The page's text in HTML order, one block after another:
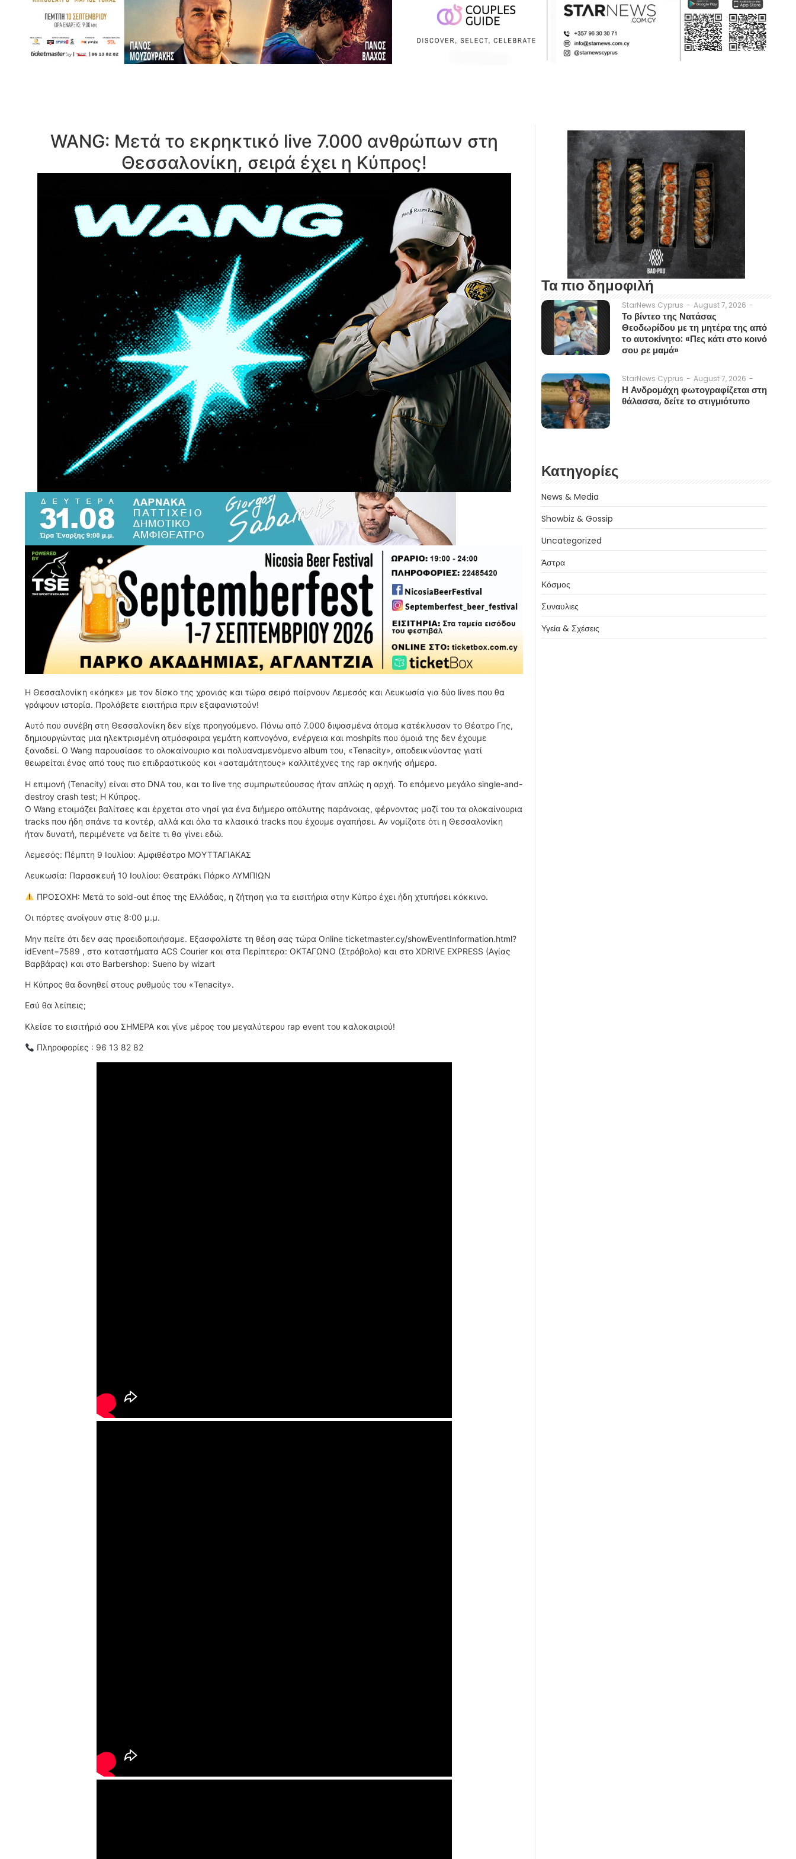
WANG: Μετά το εκρηκτικό live 7.000 ανθρώπων στη
Θεσσαλονίκη, σειρά έχει η Κύπρος!
Η Θεσσαλονίκη «κάηκε» με τον δίσκο της χρονιάς και τώρα σειρά παίρνουν Λεμεσός και Λευκωσία για δύο lives που θα
γράψουν ιστορία. Προλάβετε εισιτήρια πριν εξαφανιστούν!
Αυτό που συνέβη στη Θεσσαλονίκη δεν είχε προηγούμενο. Πάνω από 7.000 διψασμένα άτομα κατέκλυσαν το Θέατρο Γης,
δημιουργώντας μια ηλεκτρισμένη ατμόσφαιρα γεμάτη καπνογόνα, ενέργεια και moshpits που όμοιά της δεν έχουμε
ξαναδεί. Ο Wang παρουσίασε το ολοκαίνουριο και πολυαναμενόμενο album του, «Tenacity», αποδεικνύοντας γιατί
θεωρείται ένας από τους πιο επιδραστικούς και «ασταμάτητους» καλλιτέχνες της rap σκηνής σήμερα.
Η επιμονή (Tenacity) είναι στο DNA του, και το live της συμπρωτεύουσας ήταν απλώς η αρχή. Το επόμενο μεγάλο single-and-
destroy crash test; Η Κύπρος.
Ο Wang ετοιμάζει βαλίτσες και έρχεται στο νησί για ένα διήμερο απόλυτης παράνοιας, φέρνοντας μαζί του τα ολοκαίνουρια
tracks που ήδη σπάνε τα κοντέρ, αλλά και όλα τα κλασικά tracks που έχουμε αγαπήσει. Αν νομίζατε ότι η Θεσσαλονίκη
ήταν δυνατή, περιμένετε να δείτε τι θα γίνει εδώ.
Λεμεσός: Πέμπτη 9 Ιουλίου: Αμφιθέατρο ΜΟΥΤΤΑΓΙΑΚΑΣ
Λευκωσία: Παρασκευή 10 Ιουλίου: Θεατράκι Πάρκο ΛΥΜΠΙΩΝ
ΠΡΟΣΟΧΗ: Μετά το sold-out έπος της Ελλάδας, η ζήτηση για τα εισιτήρια στην Κύπρο έχει ήδη χτυπήσει κόκκινο.
Οι πόρτες ανοίγουν στις 8:00 μ.μ.
Μην πείτε ότι δεν σας προειδοποιήσαμε. Εξασφαλίστε τη θέση σας τώρα Online ticketmaster.cy/showEventInformation.html?
idEvent=7589 , στα καταστήματα ACS Courier και στα Περίπτερα: ΟΚΤΑΓΩΝΟ (Στρόβολο) και στο XDRIVE EXPRESS (Αγίας
Βαρβάρας) και στο Barbershop: Sueno by wizart
Η Κύπρος θα δονηθεί στους ρυθμούς του «Tenacity».
Εσύ θα λείπεις;
Κλείσε το εισιτήριό σου ΣΗΜΕΡΑ και γίνε μέρος του μεγαλύτερου rap event του καλοκαιριού!
Πληροφορίες : 96 13 82 82
Τα πιο δημοφιλή
StarNews Cyprus - August 7, 2026 -
Το βίντεο της Νατάσας
Θεοδωρίδου με τη μητέρα της από
το αυτοκίνητο: «Πες κάτι στο κοινό
σου ρε μαμά»
StarNews Cyprus - August 7, 2026 -
Η Ανδρομάχη φωτογραφίζεται στη
θάλασσα, δείτε το στιγμιότυπο
Κατηγορίες
News & Media
Showbiz & Gossip
Uncategorized
Άστρα
Κόσμος
Συναυλιες
Υγεία & Σχέσεις